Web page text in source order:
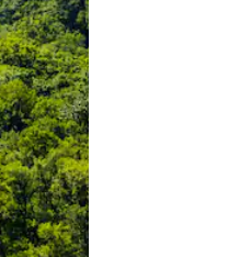
την εξερευνήσετε με την